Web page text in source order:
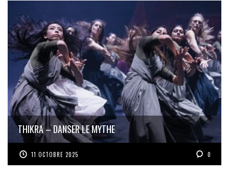
THIKRA – DANSER LE MYTHE
11 OCTOBRE 2025 0